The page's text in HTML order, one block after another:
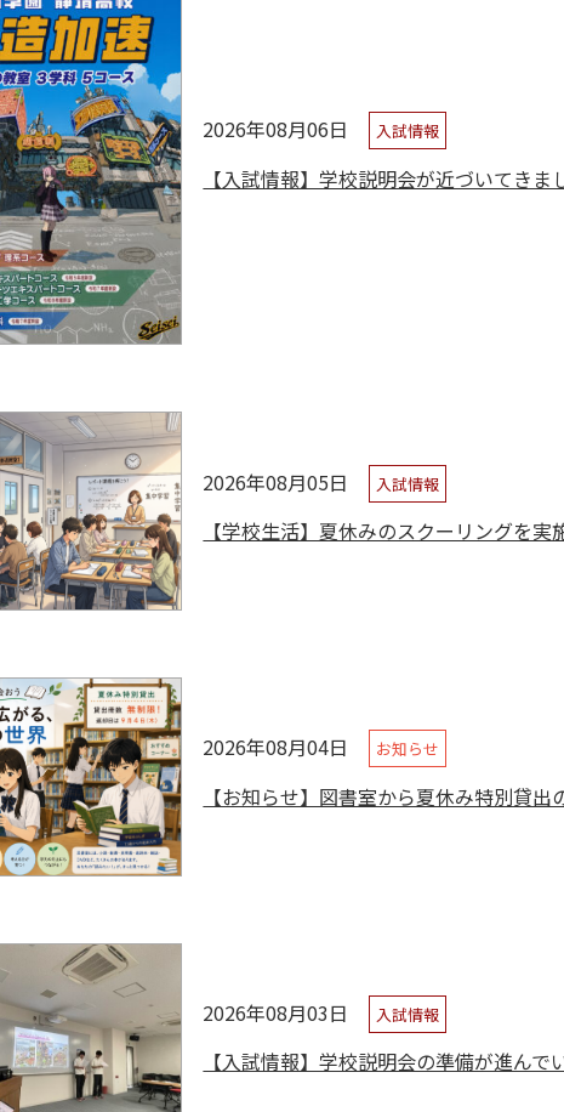
2026年08月06日 入試情報
【入試情報】学校説明会が近づいてきま
2026年08月05日 入試情報
【学校生活】夏休みのスクーリングを実
2026年08月04日 お知らせ
【お知らせ】図書室から夏休み特別貸出
2026年08月03日 入試情報
【入試情報】学校説明会の準備が進んで